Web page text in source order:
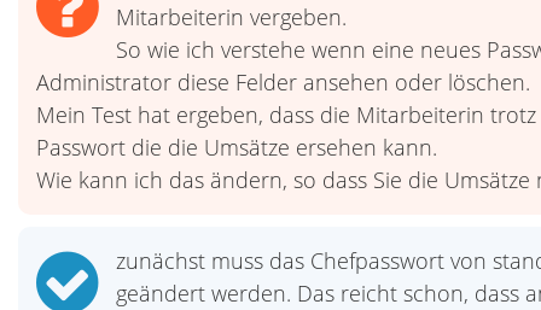
Mitarbeiterin vergeben.
So wie ich verstehe wenn eine neues
Administrator diese Felder ansehen oder löschen.
Mein Test hat ergeben, dass die Mitarbeiterin
Passwort die die Umsätze ersehen kann.
Wie kann ich das ändern, so dass Sie die
zunächst muss das Chefpasswort von
geändert werden. Das reicht schon, dass